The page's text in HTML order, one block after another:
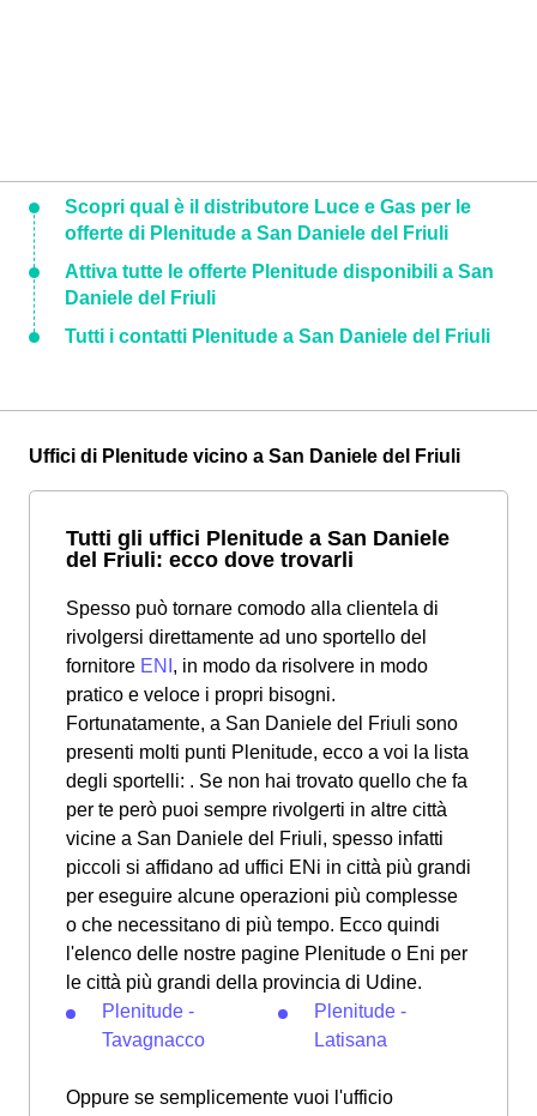
Scopri qual è il distributore Luce e Gas per le
offerte di Plenitude a San Daniele del Friuli
Attiva tutte le offerte Plenitude disponibili a San
Daniele del Friuli
Tutti i contatti Plenitude a San Daniele del Friuli
Uffici di Plenitude vicino a San Daniele del Friuli
Tutti gli uffici Plenitude a San Daniele
del Friuli: ecco dove trovarli
Spesso può tornare comodo alla clientela di
rivolgersi direttamente ad uno sportello del
fornitore ENI , in modo da risolvere in modo
pratico e veloce i propri bisogni.
Fortunatamente, a San Daniele del Friuli sono
presenti molti punti Plenitude, ecco a voi la lista
degli sportelli: . Se non hai trovato quello che fa
per te però puoi sempre rivolgerti in altre città
vicine a San Daniele del Friuli, spesso infatti
piccoli si affidano ad uffici ENi in città più grandi
per eseguire alcune operazioni più complesse
o che necessitano di più tempo. Ecco quindi
l'elenco delle nostre pagine Plenitude o Eni per
le città più grandi della provincia di Udine.
Plenitude -
Tavagnacco
Plenitude -
Latisana
Oppure se semplicemente vuoi l'ufficio